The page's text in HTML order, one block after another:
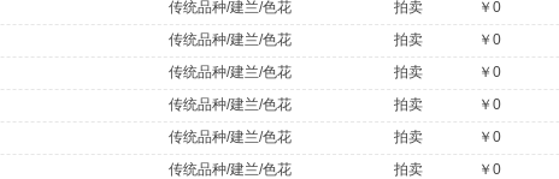
传统品种/建兰/色花 拍卖 ￥0
传统品种/建兰/色花 拍卖 ￥0
传统品种/建兰/色花 拍卖 ￥0
传统品种/建兰/色花 拍卖 ￥0
传统品种/建兰/色花 拍卖 ￥0
传统品种/建兰/色花 拍卖 ￥0